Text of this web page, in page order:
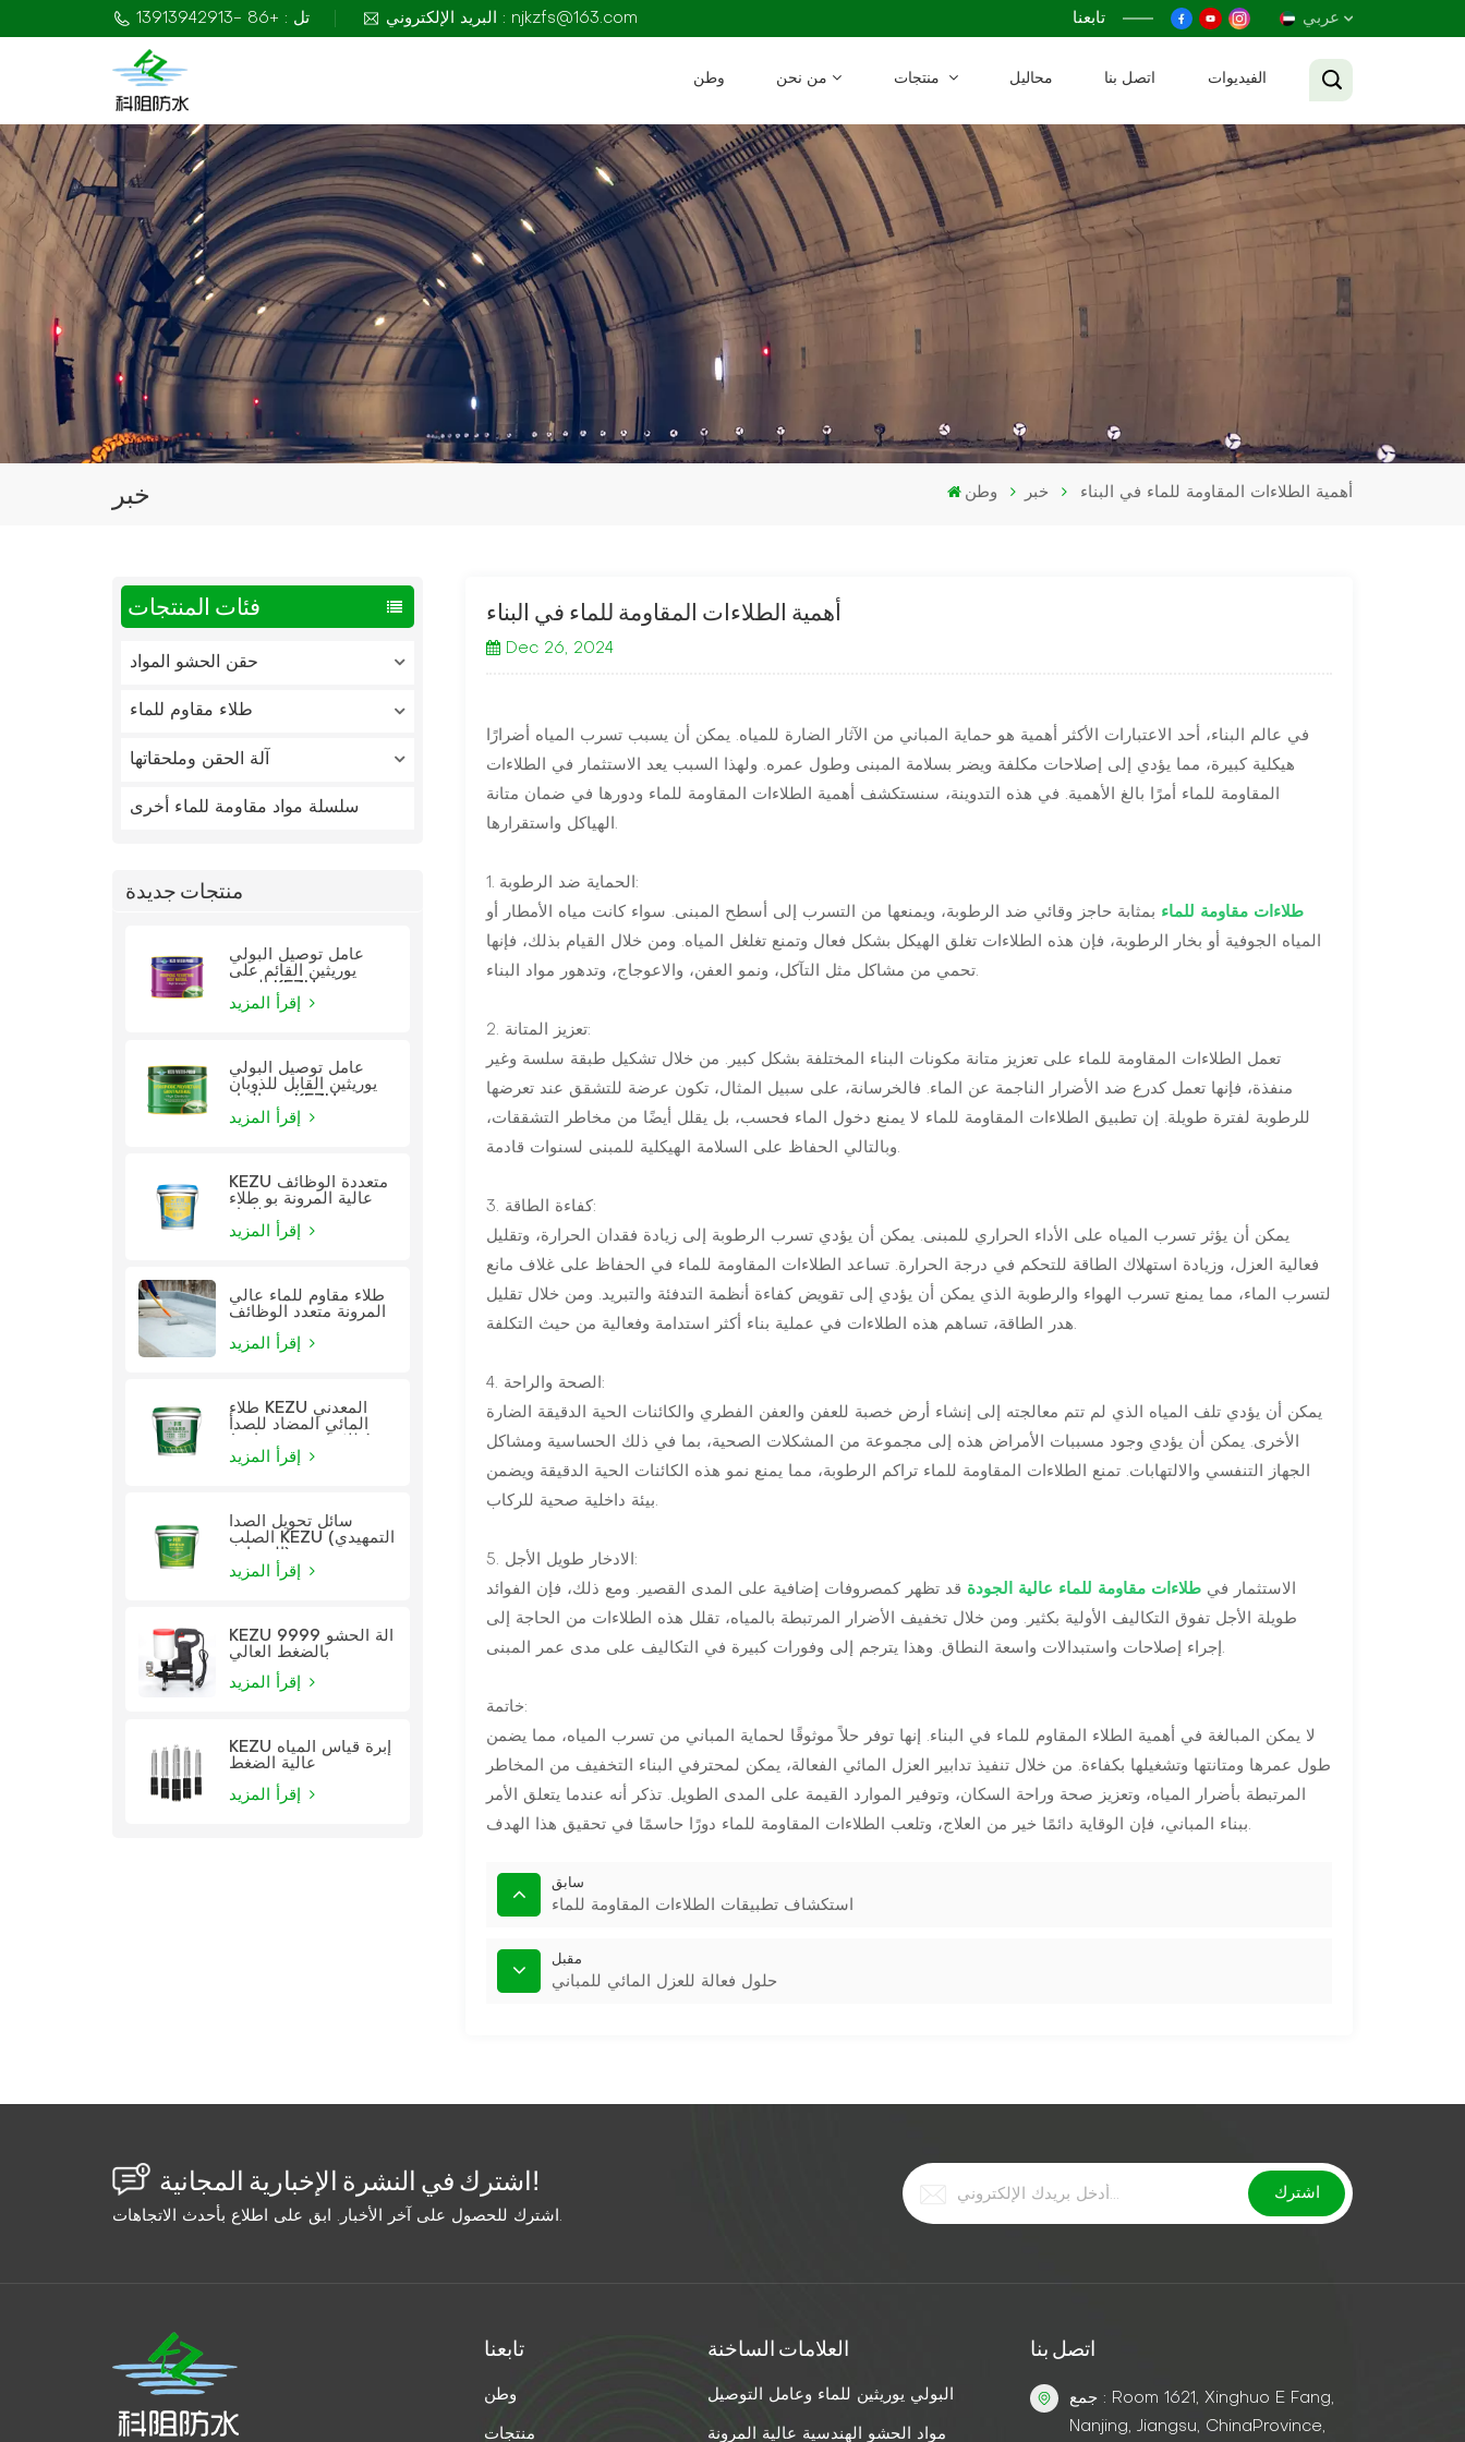
تل : +86 -13913942913 البريد الإلكتروني : njkzfs@163.com تابعنا عربي
Français
Русский
وطن من نحن محاليل اتصل بنا الفيديوات
خبر وطن خبر أهمية الطلاءات المقاومة للماء في البناء
فئات المنتجات
حقن الحشو المواد
طلاء مقاوم للماء
آلة الحقن وملحقاتها
سلسلة مواد مقاومة للماء أخرى
منتجات جديدة
عامل توصيل البولي
يوريثين القائم على
عامل توصيل البولي
يوريثين القابل للذوبان
KEZU متعددة الوظائف
عالية المرونة بو طلاء
طلاء مقاوم للماء عالي
المرونة متعدد الوظائف
طلاء KEZU المعدني
المائي المضاد للصدأ
سائل تحويل الصدأ
الصلب KEZU (التمهيدي
KEZU 9999 آلة الحشو
بالضغط العالي
KEZU إبرة قياس المياه
عالية الضغط
أهمية الطلاءات المقاومة للماء في البناء
Dec 26, 2024
في عالم البناء، أحد الاعتبارات الأكثر أهمية هو حماية المباني من الآثار الضارة للمياه. يمكن أن يسبب تسرب المياه أضرارًا
هيكلية كبيرة، مما يؤدي إلى إصلاحات مكلفة ويضر بسلامة المبنى وطول عمره. ولهذا السبب يعد الاستثمار في الطلاءات
المقاومة للماء أمرًا بالغ الأهمية. في هذه التدوينة، سنستكشف أهمية الطلاءات المقاومة للماء ودورها في ضمان متانة
الهياكل واستقرارها.
1. الحماية ضد الرطوبة:
طلاءات مقاومة للماء بمثابة حاجز وقائي ضد الرطوبة، ويمنعها من التسرب إلى أسطح المبنى. سواء كانت مياه الأمطار أو
المياه الجوفية أو بخار الرطوبة، فإن هذه الطلاءات تغلق الهيكل بشكل فعال وتمنع تغلغل المياه. ومن خلال القيام بذلك، فإنها
تحمي من مشاكل مثل التآكل، ونمو العفن، والاعوجاج، وتدهور مواد البناء.
2. تعزيز المتانة:
تعمل الطلاءات المقاومة للماء على تعزيز متانة مكونات البناء المختلفة بشكل كبير. من خلال تشكيل طبقة سلسة وغير
منفذة، فإنها تعمل كدرع ضد الأضرار الناجمة عن الماء. فالخرسانة، على سبيل المثال، تكون عرضة للتشقق عند تعرضها
للرطوبة لفترة طويلة. إن تطبيق الطلاءات المقاومة للماء لا يمنع دخول الماء فحسب، بل يقلل أيضًا من مخاطر التشققات،
وبالتالي الحفاظ على السلامة الهيكلية للمبنى لسنوات قادمة.
3. كفاءة الطاقة:
يمكن أن يؤثر تسرب المياه على الأداء الحراري للمبنى. يمكن أن يؤدي تسرب الرطوبة إلى زيادة فقدان الحرارة، وتقليل
فعالية العزل، وزيادة استهلاك الطاقة للتحكم في درجة الحرارة. تساعد الطلاءات المقاومة للماء في الحفاظ على غلاف مانع
لتسرب الماء، مما يمنع تسرب الهواء والرطوبة الذي يمكن أن يؤدي إلى تقويض كفاءة أنظمة التدفئة والتبريد. ومن خلال تقليل
هدر الطاقة، تساهم هذه الطلاءات في عملية بناء أكثر استدامة وفعالية من حيث التكلفة.
4. الصحة والراحة:
يمكن أن يؤدي تلف المياه الذي لم تتم معالجته إلى إنشاء أرض خصبة للعفن والعفن الفطري والكائنات الحية الدقيقة الضارة
الأخرى. يمكن أن يؤدي وجود مسببات الأمراض هذه إلى مجموعة من المشكلات الصحية، بما في ذلك الحساسية ومشاكل
الجهاز التنفسي والالتهابات. تمنع الطلاءات المقاومة للماء تراكم الرطوبة، مما يمنع نمو هذه الكائنات الحية الدقيقة ويضمن
بيئة داخلية صحية للركاب.
5. الادخار طويل الأجل:
الاستثمار في طلاءات مقاومة للماء عالية الجودة قد تظهر كمصروفات إضافية على المدى القصير. ومع ذلك، فإن الفوائد
طويلة الأجل تفوق التكاليف الأولية بكثير. ومن خلال تخفيف الأضرار المرتبطة بالمياه، تقلل هذه الطلاءات من الحاجة إلى
إجراء إصلاحات واستبدالات واسعة النطاق. وهذا يترجم إلى وفورات كبيرة في التكاليف على مدى عمر المبنى.
خاتمة:
لا يمكن المبالغة في أهمية الطلاء المقاوم للماء في البناء. إنها توفر حلاً موثوقًا لحماية المباني من تسرب المياه، مما يضمن
طول عمرها ومتانتها وتشغيلها بكفاءة. من خلال تنفيذ تدابير العزل المائي الفعالة، يمكن لمحترفي البناء التخفيف من المخاطر
المرتبطة بأضرار المياه، وتعزيز صحة وراحة السكان، وتوفير الموارد القيمة على المدى الطويل. تذكر أنه عندما يتعلق الأمر
ببناء المباني، فإن الوقاية دائمًا خير من العلاج، وتلعب الطلاءات المقاومة للماء دورًا حاسمًا في تحقيق هذا الهدف.
سابق
استكشاف تطبيقات الطلاءات المقاومة للماء
مقبل
حلول فعالة للعزل المائي للمباني
اشترك في النشرة الإخبارية المجانية!
تابعنا
وطن
منتجات
العلامات الساخنة
البولي يوريثين للماء وعامل التوصيل
مواد الحشو الهندسية عالية المرونة
اتصل بنا
جمع : Room 1621, Xinghuo E Fang,
Nanjing, Jiangsu, ChinaProvince,